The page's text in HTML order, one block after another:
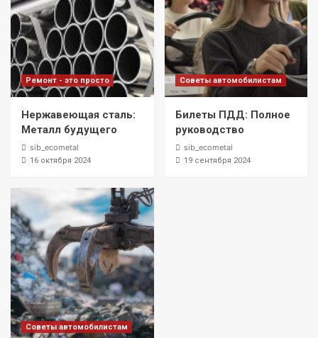
Ремонт - это просто
Нержавеющая сталь:
Металл будущего
sib_ecometal
16 октября 2024
Советы автомобилистам
Билеты ПДД: Полное
руководство
sib_ecometal
19 сентября 2024
Советы автомобилистам